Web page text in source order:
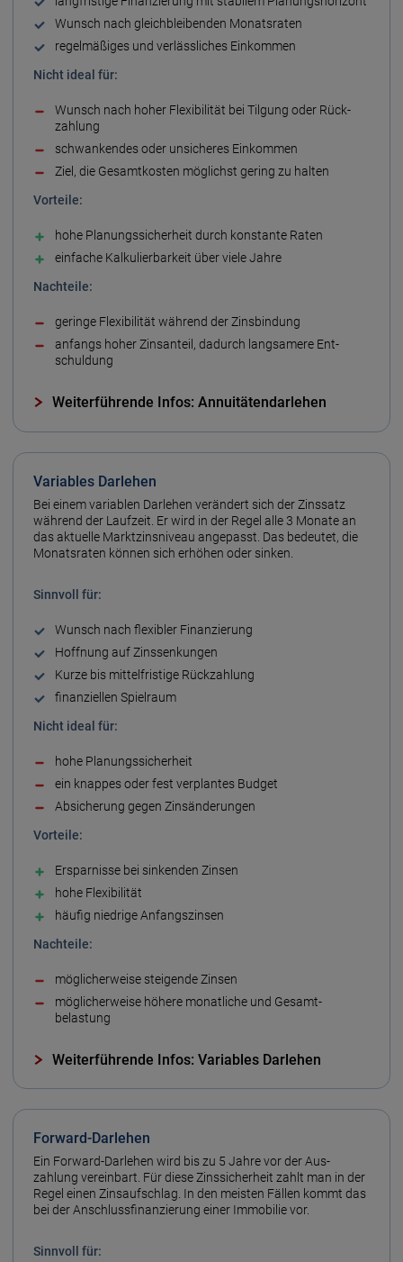
Wunsch nach gleich­bleibenden Monats­raten
regel­mäßiges und verlässliches Einkommen
Nicht ideal für:
Wunsch nach hoher Flexibilität bei Tilgung oder Rück­
zahlung
schwankendes oder unsicheres Ein­kommen
Ziel, die Gesamt­kosten möglichst gering zu halten
Vorteile:
hohe Planungs­sicherheit durch konstante Raten
einfache Kalkulierbar­keit über viele Jahre
Nachteile:
geringe Flexibilität während der Zins­bindung
anfangs hoher Zins­anteil, da­durch langsamere Ent­
schuldung
Weiterführende Infos: Annuitätendarlehen
Variables Darlehen
Bei einem variablen Darlehen verändert sich der Zins­satz
während der Lauf­zeit. Er wird in der Regel alle 3 Monate an
das aktuelle Markt­zins­niveau angepasst. Das bedeutet, die
Monats­raten können sich erhöhen oder sinken.
Sinn­voll für:
Wunsch nach flexibler Finanzierung
Hoffnung auf Zins­senkungen
Kurze bis mittel­fristige Rück­zahlung
finanziellen Spiel­raum
Nicht ideal für:
hohe Planungs­sicherheit
ein knappes oder fest verplantes Budget
Absicherung gegen Zins­änderungen
Vorteile:
Ersparnisse bei sinkenden Zinsen
hohe Flexibilität
häufig niedrige Anfangs­zinsen
Nachteile:
möglicher­weise steigende Zinsen
möglicher­weise höhere monatliche und Gesamt­
belastung
Weiterführende Infos: Variables Darlehen
Forward-Darlehen
Ein Forward-Darlehen wird bis zu 5 Jahre vor der Aus­
zahlung vereinbart. Für diese Zins­sicherheit zahlt man in der
Regel einen Zins­aufschlag. In den meisten Fällen kommt das
bei der Anschluss­finanzierung einer Immobilie vor.
Sinn­voll für: